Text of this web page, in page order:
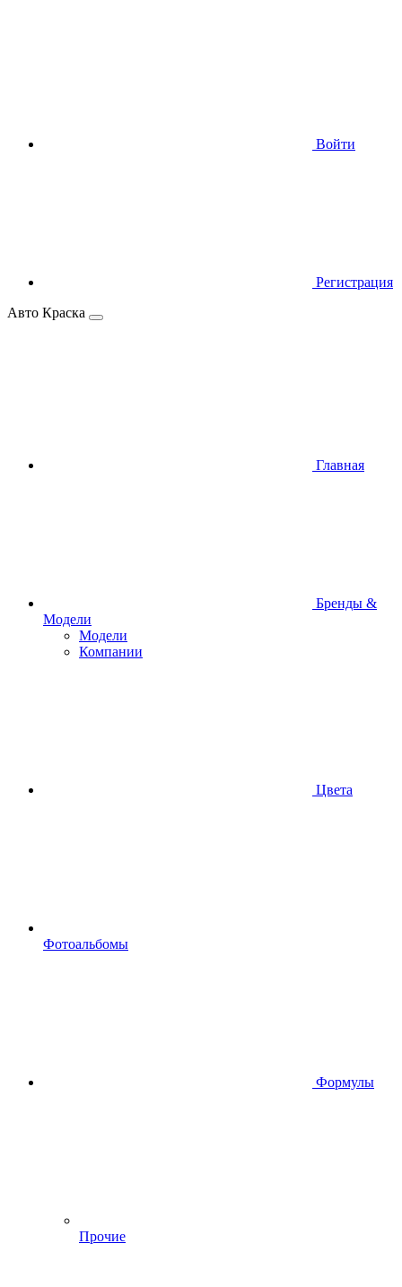
Войти
Регистрация
Авто Краска
Главная
Бренды &
Модели
Модели
Компании
Цвета
Фотоальбомы
Формулы
Прочие